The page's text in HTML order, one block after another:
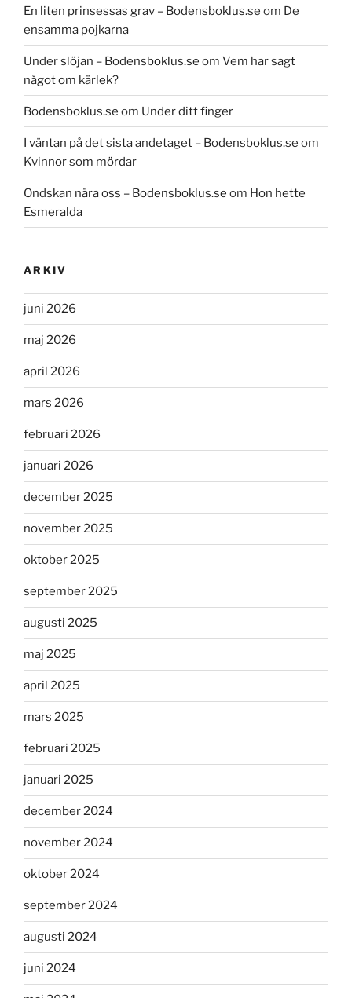
En liten prinsessas grav – Bodensboklus.se om De
ensamma pojkarna
Under slöjan – Bodensboklus.se om Vem har sagt
något om kärlek?
Bodensboklus.se om Under ditt finger
I väntan på det sista andetaget – Bodensboklus.se om
Kvinnor som mördar
Ondskan nära oss – Bodensboklus.se om Hon hette
Esmeralda
ARKIV
juni 2026
maj 2026
april 2026
mars 2026
februari 2026
januari 2026
december 2025
november 2025
oktober 2025
september 2025
augusti 2025
maj 2025
april 2025
mars 2025
februari 2025
januari 2025
december 2024
november 2024
oktober 2024
september 2024
augusti 2024
juni 2024